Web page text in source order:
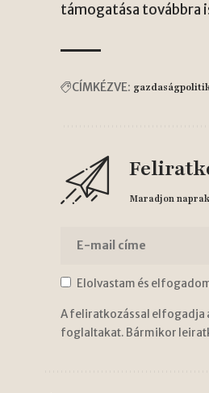
támogatása továbbra
CÍMKÉZVE:
Maradjon
Elolvastam és
A feliratkozással elfogadja
foglaltakat. Bármikor